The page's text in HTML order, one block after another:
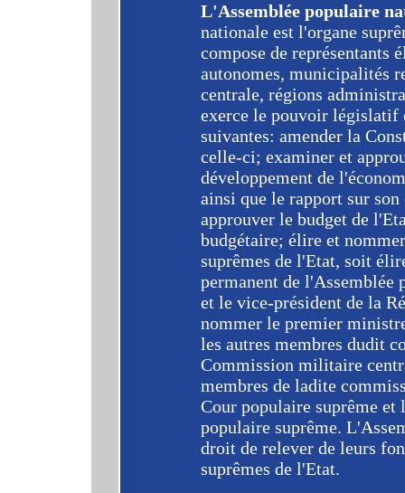
L'Assemblée populaire
nationale est l'organe
compose de représentants
autonomes, municipalités
centrale, régions
exerce le pouvoir
suivantes: amender la
celle-ci; examiner et
développement de
ainsi que le rapport sur
approuver le budget de
budgétaire; élire et
suprêmes de l'Etat, soit
permanent de l'Assemblée
et le vice-président de la
nommer le premier
les autres membres dudit
Commission militaire
membres de ladite
Cour populaire suprême et
populaire suprême.
droit de relever de leurs
suprêmes de l'Etat.